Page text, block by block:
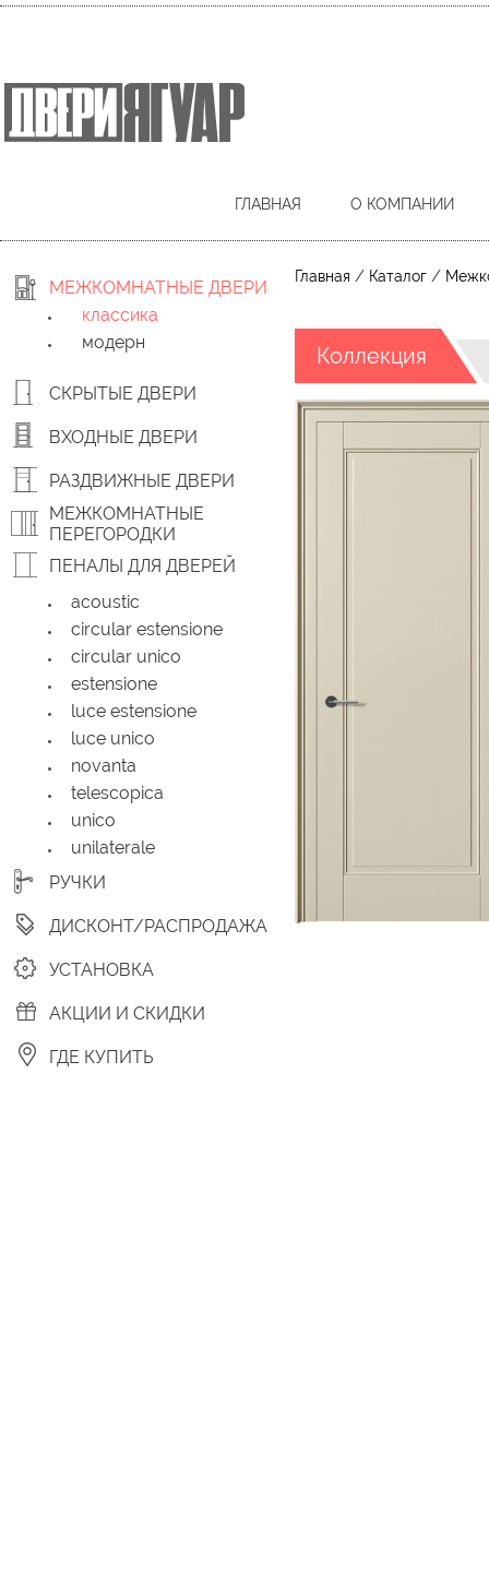
ГЛАВНАЯ О КОМПАНИИ
МЕЖКОМНАТНЫЕ ДВЕРИ
классика
модерн
СКРЫТЫЕ ДВЕРИ
ВХОДНЫЕ ДВЕРИ
РАЗДВИЖНЫЕ ДВЕРИ
МЕЖКОМНАТНЫЕ
ПЕРЕГОРОДКИ
ПЕНАЛЫ ДЛЯ ДВЕРЕЙ
acoustic
circular estensione
circular unico
estensione
luce estensione
luce unico
novanta
telescopica
unico
unilaterale
РУЧКИ
ДИСКОНТ/РАСПРОДАЖА
УСТАНОВКА
АКЦИИ И СКИДКИ
ГДЕ КУПИТЬ
Главная / Каталог /
Коллекция